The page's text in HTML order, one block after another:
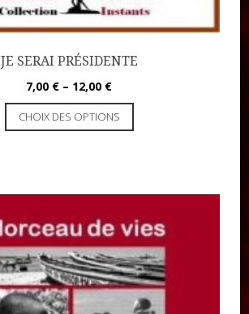
JE SERAI PRÉSIDENTE
7,00 € – 12,00 €
CHOIX DES OPTIONS